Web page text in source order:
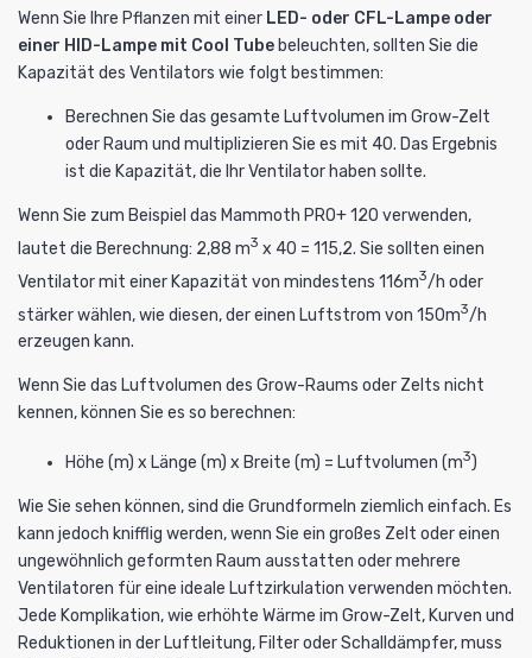
Wenn Sie Ihre Pflanzen mit einer LED- oder CFL-Lampe oder
einer HID-Lampe mit Cool Tube beleuchten, sollten Sie die
Kapazität des Ventilators wie folgt bestimmen:
Berechnen Sie das gesamte Luftvolumen im Grow-Zelt
oder Raum und multiplizieren Sie es mit 40. Das Ergebnis
ist die Kapazität, die Ihr Ventilator haben sollte.
Wenn Sie zum Beispiel das Mammoth PRO+ 120 verwenden,
lautet die Berechnung: 2,88 m3 x 40 = 115,2. Sie sollten einen
Ventilator mit einer Kapazität von mindestens 116m3/h oder
stärker wählen, wie diesen, der einen Luftstrom von 150m3/h
erzeugen kann.
Wenn Sie das Luftvolumen des Grow-Raums oder Zelts nicht
kennen, können Sie es so berechnen:
Höhe (m) x Länge (m) x Breite (m) = Luftvolumen (m3)
Wie Sie sehen können, sind die Grundformeln ziemlich einfach. Es
kann jedoch knifflig werden, wenn Sie ein großes Zelt oder einen
ungewöhnlich geformten Raum ausstatten oder mehrere
Ventilatoren für eine ideale Luftzirkulation verwenden möchten.
Jede Komplikation, wie erhöhte Wärme im Grow-Zelt, Kurven und
Reduktionen in der Luftleitung, Filter oder Schalldämpfer, muss